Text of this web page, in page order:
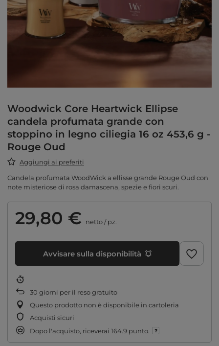
Woodwick Core Heartwick Ellipse
candela profumata grande con
stoppino in legno ciliegia 16 oz 453,6 g -
Rouge Oud
Aggiungi ai preferiti
Candela profumata WoodWick a ellisse grande Rouge Oud con
note misteriose di rosa damascena, spezie e fiori scuri.
29,80 € netto/pz.
Avvisare sulla disponibilità
30 giorni per il reso gratuito
Questo prodotto non è disponibile in cartoleria
Acquisti sicuri
Dopo l'acquisto, riceverai 164.9 punto.